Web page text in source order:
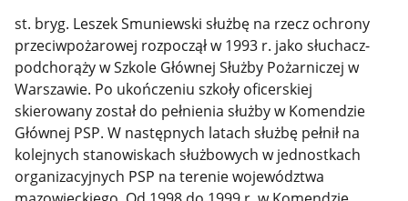
st. bryg. Leszek Smuniewski służbę na rzecz ochrony
przeciwpożarowej rozpoczął w 1993 r. jako słuchacz-
podchorąży w Szkole Głównej Służby Pożarniczej w
Warszawie. Po ukończeniu szkoły oficerskiej
skierowany został do pełnienia służby w Komendzie
Głównej PSP. W następnych latach służbę pełnił na
kolejnych stanowiskach służbowych w jednostkach
organizacyjnych PSP na terenie województwa